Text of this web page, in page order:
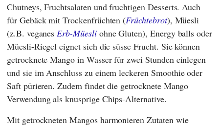
Chutneys, Fruchtsalaten und fruchtigen Desserts. Auch
für Gebäck mit Trockenfrüchten (Früchtebrot), Müesli
(z.B. veganesErb-Müesliohne Gluten), Energy balls oder
Müesli-Riegel eignet sich die süsse Frucht. Sie können
getrocknete Mango in Wasser für zwei Stunden einlegen
und sie im Anschluss zu einem leckeren Smoothie oder
Saft pürieren. Zudem findet die getrocknete Mango
Verwendung als knusprige Chips-Alternative.
Mit getrockneten Mangos harmonieren Zutaten wie